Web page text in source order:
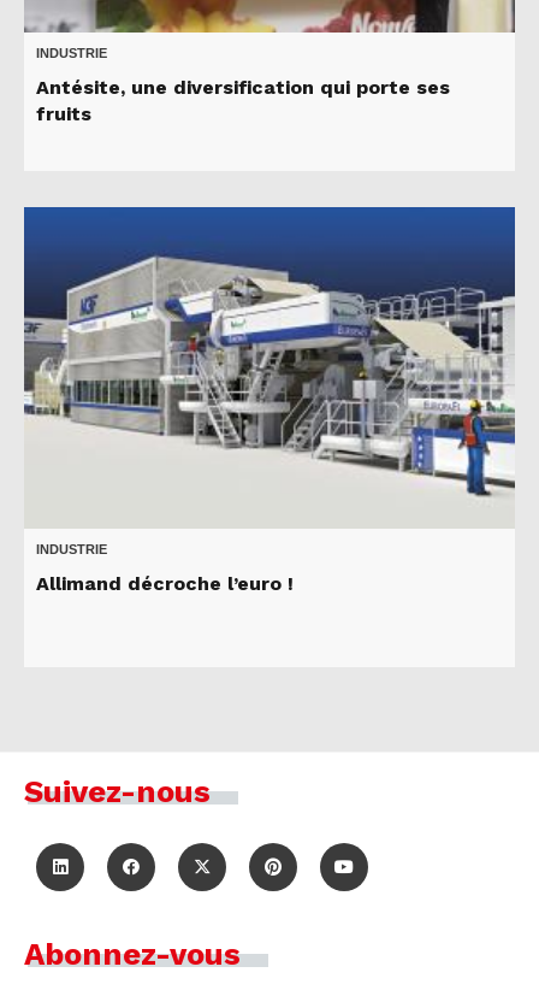
INDUSTRIE
Antésite, une diversification qui porte ses
fruits
INDUSTRIE
Allimand décroche l’euro !
Suivez-nous
Abonnez-vous